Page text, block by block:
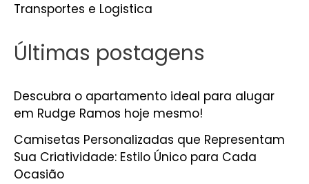
Transportes e Logistica
Últimas postagens
Descubra o apartamento ideal para alugar
em Rudge Ramos hoje mesmo!
Camisetas Personalizadas que Representam
Sua Criatividade: Estilo Único para Cada
Ocasião